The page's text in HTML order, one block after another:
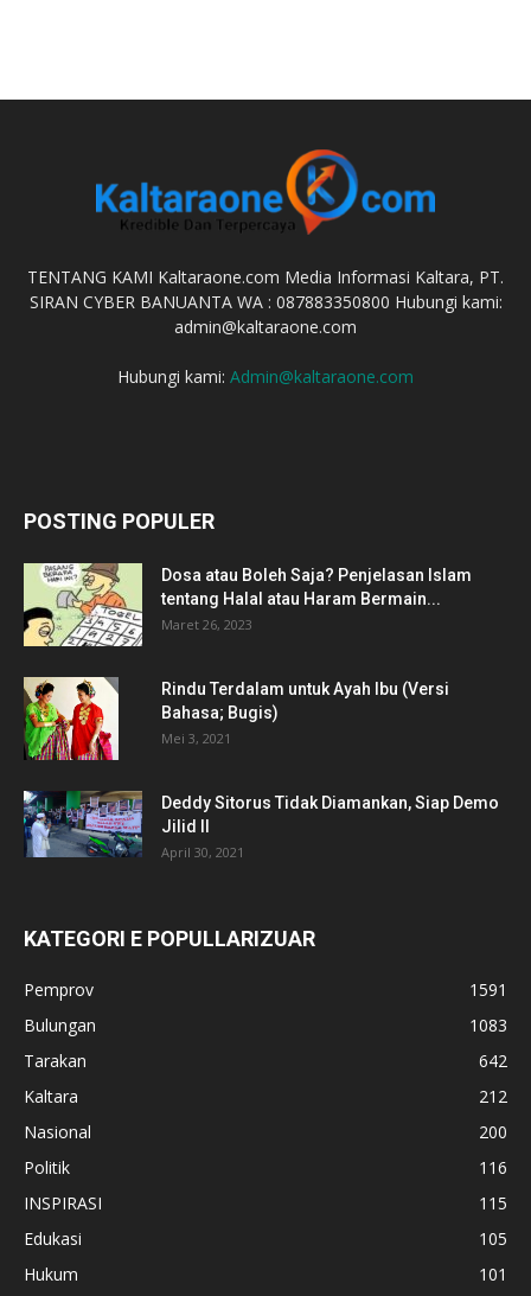
TENTANG KAMI Kaltaraone.com Media Informasi Kaltara, PT.
SIRAN CYBER BANUANTA WA : 087883350800 Hubungi kami:
admin@kaltaraone.com
Hubungi kami: Admin@kaltaraone.com
POSTING POPULER
Dosa atau Boleh Saja? Penjelasan Islam
tentang Halal atau Haram Bermain...
Maret 26, 2023
Rindu Terdalam untuk Ayah Ibu (Versi
Bahasa; Bugis)
Mei 3, 2021
Deddy Sitorus Tidak Diamankan, Siap Demo
Jilid II
April 30, 2021
KATEGORI E POPULLARIZUAR
Pemprov
1591
Bulungan
1083
Tarakan
642
Kaltara
212
Nasional
200
Politik
116
INSPIRASI
115
Edukasi
105
Hukum
101